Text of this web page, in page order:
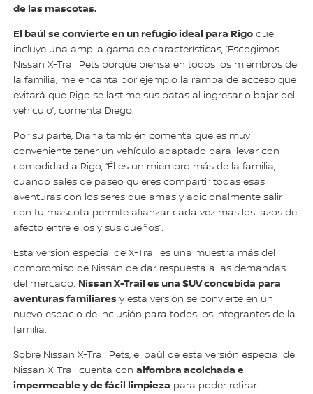
de las mascotas.
El baúl se convierte en un refugio ideal para Rigo que
incluye una amplia gama de características, “Escogimos
Nissan X-Trail Pets porque piensa en todos los miembros de
la familia, me encanta por ejemplo la rampa de acceso que
evitará que Rigo se lastime sus patas al ingresar o bajar del
vehículo”, comenta Diego.
Por su parte, Diana también comenta que es muy
conveniente tener un vehículo adaptado para llevar con
comodidad a Rigo, “Él es un miembro más de la familia,
cuando sales de paseo quieres compartir todas esas
aventuras con los seres que amas y adicionalmente salir
con tu mascota permite afianzar cada vez más los lazos de
afecto entre ellos y sus dueños”.
Esta versión especial de X-Trail es una muestra más del
compromiso de Nissan de dar respuesta a las demandas
del mercado. Nissan X-Trail es una SUV concebida para
aventuras familiares y esta versión se convierte en un
nuevo espacio de inclusión para todos los integrantes de la
familia.
Sobre Nissan X-Trail Pets, el baúl de esta versión especial de
Nissan X-Trail cuenta conalfombra acolchada e
impermeable y de fácil limpieza para poder retirar